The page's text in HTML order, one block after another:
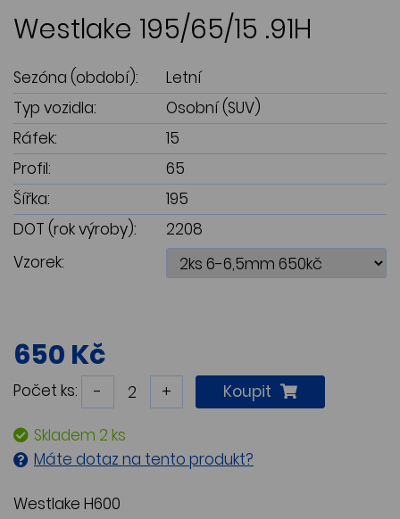
Westlake 195/65/15 .91H
Sezóna (období):
Letní
Typ vozidla:
Osobní (SUV)
Ráfek:
15
Profil:
65
Šířka:
195
DOT (rok výroby):
2208
Vzorek:
650 Kč
Počet ks: - + Koupit
Skladem 2 ks
Máte dotaz na tento produkt?
Westlake H600